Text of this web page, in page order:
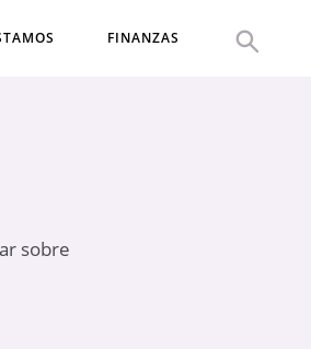
FINANZAS
sobre